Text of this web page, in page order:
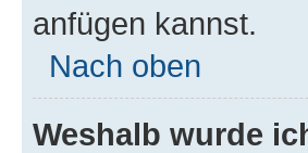
anfügen kannst.
Nach oben
Weshalb wurde